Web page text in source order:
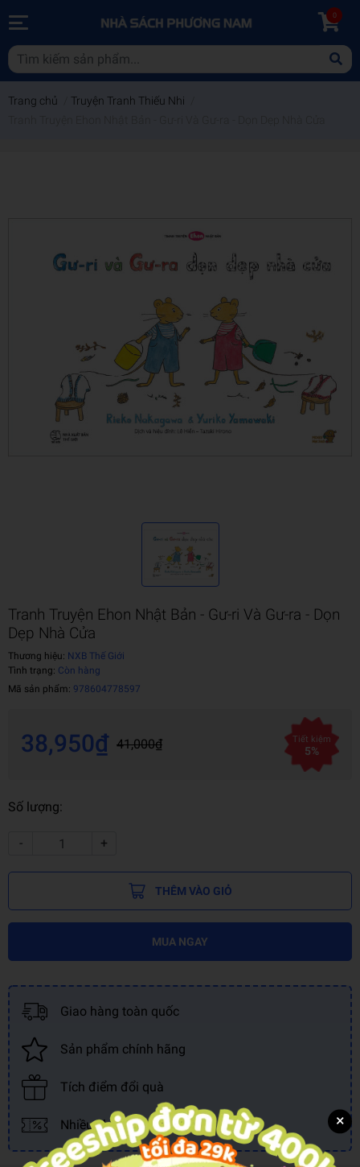
0
Trang chủ Truyện Tranh Thiếu Nhi
Tranh Truyện Ehon Nhật Bản - Gư-ri Và Gư-ra - Dọn
Dẹp Nhà Cửa
Thương hiệu: NXB Thế Giới
Tình trạng: Còn hàng
Mã sản phẩm: 978604778597
38,950₫ 41,000₫ Tiết kiệm
5%
Số lượng:
- +
THÊM VÀO GIỎ
MUA NGAY
Giao hàng toàn quốc
Sản phẩm chính hãng
Tích điểm đổi quà
Nhiều khuyến mãi, ưu đãi ×